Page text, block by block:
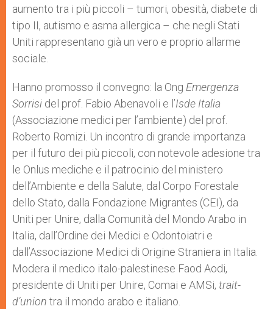
aumento tra i più piccoli – tumori, obesità, diabete di
tipo II, autismo e asma allergica – che negli Stati
Uniti rappresentano già un vero e proprio allarme
sociale.
Hanno promosso il convegno: la Ong Emergenza
Sorrisi del prof. Fabio Abenavoli e l’Isde Italia
(Associazione medici per l’ambiente) del prof.
Roberto Romizi. Un incontro di grande importanza
per il futuro dei più piccoli, con notevole adesione tra
le Onlus mediche e il patrocinio del ministero
dell’Ambiente e della Salute, dal Corpo Forestale
dello Stato, dalla Fondazione Migrantes (CEI), da
Uniti per Unire, dalla Comunità del Mondo Arabo in
Italia, dall’Ordine dei Medici e Odontoiatri e
dall’Associazione Medici di Origine Straniera in Italia.
Modera il medico italo-palestinese Faod Aodi,
presidente di Uniti per Unire, Comai e AMSi, trait-
d’union tra il mondo arabo e italiano.